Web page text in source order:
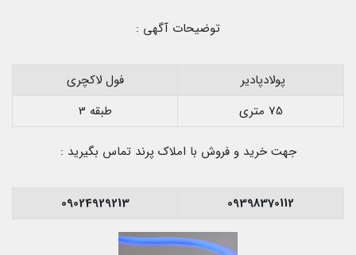
توضیحات آگهی :
پولادپادیر
فول لاکچری
75 متری
طبقه 3
جهت خرید و فروش با املاک پرند تماس بگیرید :
09398370112
09024929213